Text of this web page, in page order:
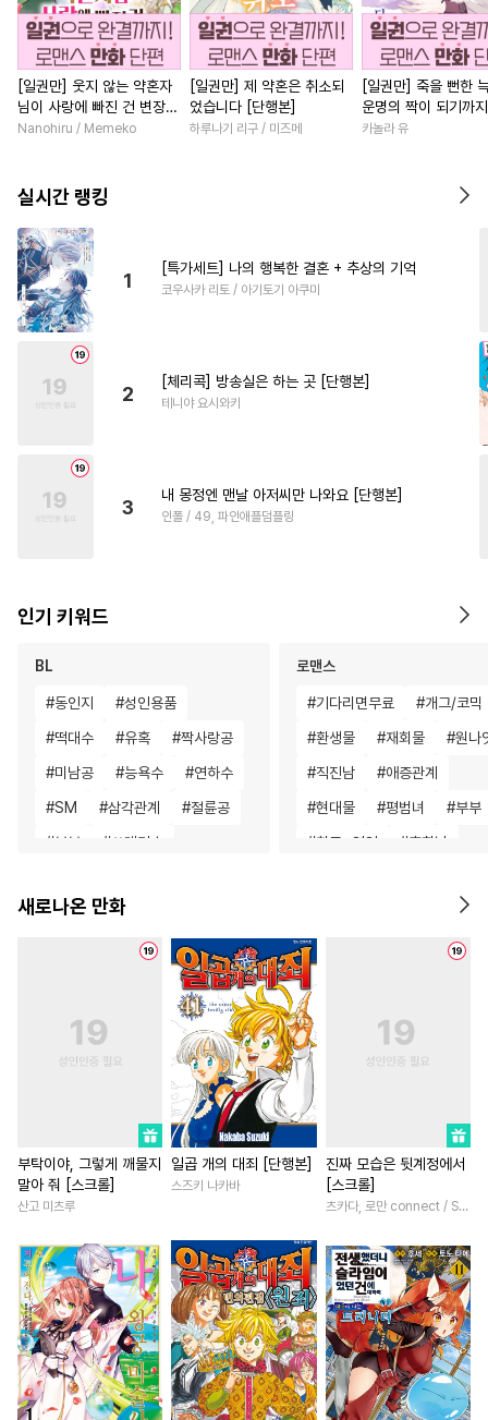
[일권만] 웃지 않는 약혼자
님이 사랑에 빠진 건 변장한
저인 것 같습니다 [단행본]
Nanohiru / Memeko
[일권만] 제 약혼은 취소되
었습니다 [단행본]
하루나기 리구 / 미즈메
[일권만] 죽을 뻔한
운명의 짝이 되기까
본]
카놀라 유
실시간 랭킹
1
[특가세트] 나의 행복한 결혼 + 추상의 기억
코우사카 리토 / 아기토기 아쿠미
2
[체리콕] 방송실은 하는 곳 [단행본]
테니야 요시와키
3
내 몽정엔 맨날 아저씨만 나와요 [단행본]
인폴 / 49, 파인애플덤플링
인기 키워드
BL
#동인지 #성인용품
#떡대수 #유혹 #짝사랑공
#미남공 #능욕수 #연하수
#SM #삼각관계 #절륜공
#부부 #쓰레기수
#계략수 #재회물
후방주의
#질투
소심수 # 철벽수
#문란공
명랑수
쓰레기공 #광공
#연예계 #감금/강제
#헌신공 #변태
#첫사랑 # 하드코어
#순정공 #대형견공
#단정수 #이세계물
#자낮수 #키작공 #후회공
옴니버스 #츤데레수
로맨스
#기다리면무료 #개그/코믹
#환생물 #재회물 #원나
#직진남 #애증관계
#현대물 #평범녀 #부부
#친구>연인 #후회남
#
#명문세가
#
#능글남
#소년
#
#우정
상처녀
#
평범남 #서양풍
학원/캠퍼스
#로맨스 #평범녀
#소설원작 #성장물 # 친
#절륜남 #조신남 #철벽
#오피스물 #연애/결혼
#재벌남 #계약관계
새로나온 만화
부탁이야, 그렇게 깨물지
말아 줘 [스크롤]
산고 미츠루
일곱 개의 대죄 [단행본]
스즈키 나카바
진짜 모습은 뒷계정에서
[스크롤]
츠카다, 로만 connect / SILKLABO